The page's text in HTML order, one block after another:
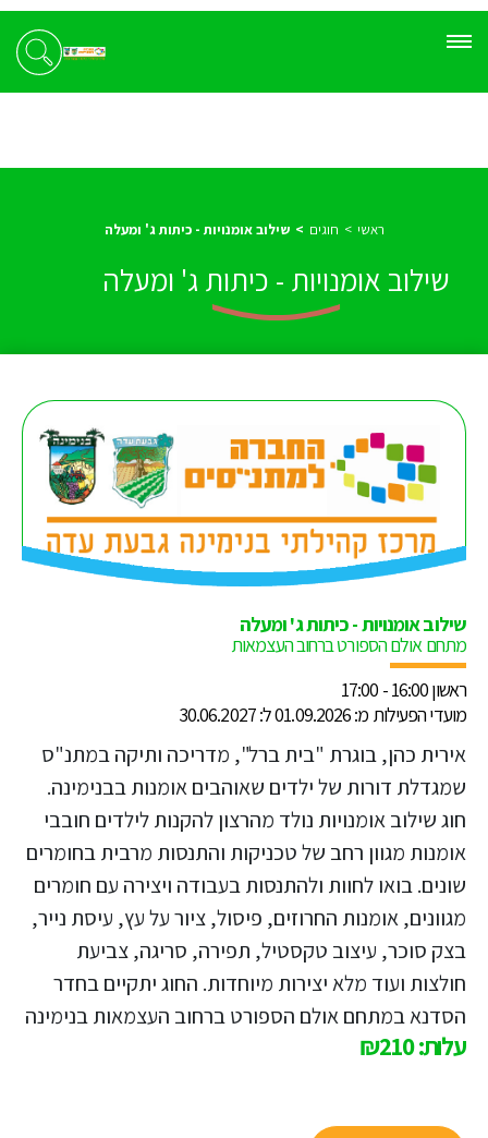
ראשי חוגים שילוב אומנויות - כיתות ג' ומעלה
שילוב אומנויות - כיתות ג' ומעלה
שילוב אומנויות - כיתות ג' ומעלה
מתחם אולם הספורט ברחוב העצמאות
ראשון 16:00 - 17:00
מועדי הפעילות מ: 01.09.2026 ל: 30.06.2027
אירית כהן, בוגרת "בית ברל", מדריכה ותיקה במתנ"ס
שמגדלת דורות של ילדים שאוהבים אומנות בבנימינה.
חוג שילוב אומנויות נולד מהרצון להקנות לילדים חובבי
אומנות מגוון רחב של טכניקות והתנסות מרבית בחומרים
שונים. בואו לחוות ולהתנסות בעבודה ויצירה עם חומרים
מגוונים, אומנות החרוזים, פיסול, ציור על עץ, עיסת נייר,
בצק סוכר, עיצוב טקסטיל, תפירה, סריגה, צביעת
חולצות ועוד מלא יצירות מיוחדות. החוג יתקיים בחדר
הסדנא במתחם אולם הספורט ברחוב העצמאות בנימינה
עלות: ₪210